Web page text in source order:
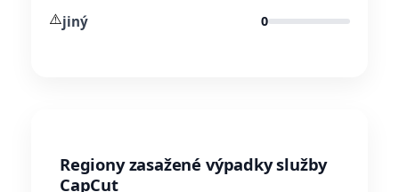
⚠️jiný 0
Regiony zasažené výpadky služby
CapCut